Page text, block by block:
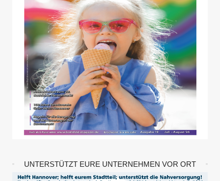
UNTERSTÜTZT EURE UNTERNEHMEN VOR ORT